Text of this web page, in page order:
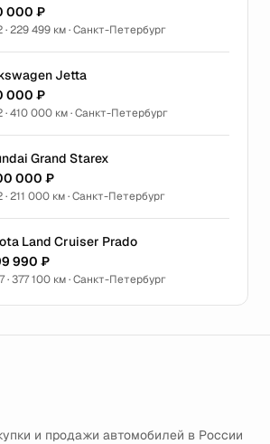
000 ₽
· 229 499 км · Санкт-Петербург
Jetta
000 ₽
· 410 000 км · Санкт-Петербург
Grand Starex
000 ₽
· 211 000 км · Санкт-Петербург
Land Cruiser Prado
990 ₽
· 377 100 км · Санкт-Петербург
и продажи автомобилей в России